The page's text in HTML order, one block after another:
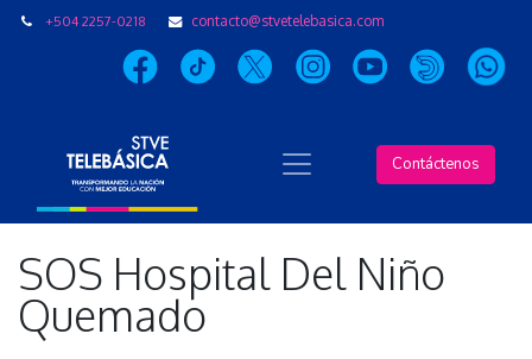
+504 2257-0218 contacto@stvetelebasica.com
Contáctenos
SOS Hospital Del Niño
Quemado